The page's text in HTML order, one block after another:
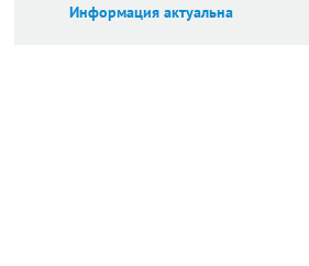
Информация актуальна